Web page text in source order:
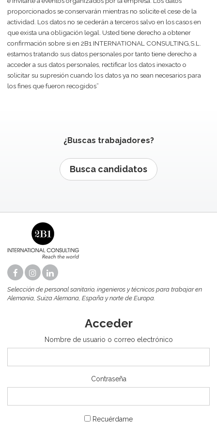
proporcionados se conservarán mientras no solicite el cese de la
actividad. Los datos no se cederán a terceros salvo en los casos en
que exista una obligación legal. Usted tiene derecho a obtener
confirmación sobre si en 2B1 INTERNATIONAL CONSULTING,S.L.
estamos tratando sus datos personales por tanto tiene derecho a
acceder a sus datos personales, rectificar los datos inexacto o
solicitar su supresión cuando los datos ya no sean necesarios para
los fines que fueron recogidos”
¿Buscas trabajadores?
Busca candidatos
Selección de personal sanitario, ingenieros y técnicos para trabajar en
Alemania, Suiza Alemana, España y norte de Europa.
Acceder
Nombre de usuario o correo electrónico
Contraseña
Recuérdame